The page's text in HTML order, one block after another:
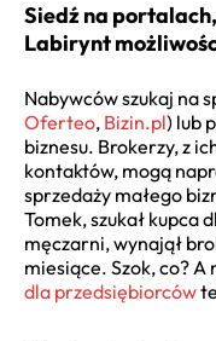
Siedź na
Labirynt
Nabywców szukaj na
Oferteo, Bizin.pl) lub
biznesu. Brokerzy, z
kontaktów, mogą
sprzedaży małego
Tomek, szukał kupca
męczarni, wynajął
miesiące. Szok, co? A
dla przedsiębiorców